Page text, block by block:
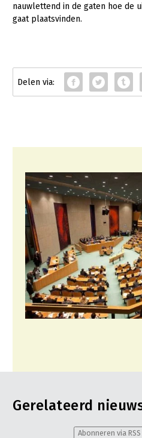
nauwlettend in de gaten hoe de
gaat plaatsvinden.
Gerelateerd
Abonneren via RSS